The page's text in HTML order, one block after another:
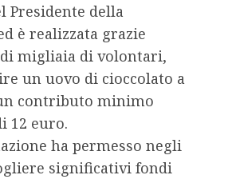
Presidente della
è realizzata grazie
migliaia di volontari,
un uovo di cioccolato a
contributo minimo
12 euro.
ha permesso negli
significativi fondi